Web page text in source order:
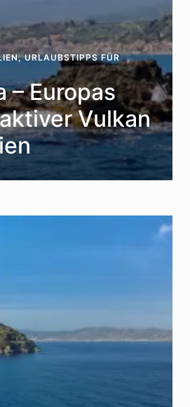
,URLAUBSTIPPS FÜR
– Europas
Vulkan